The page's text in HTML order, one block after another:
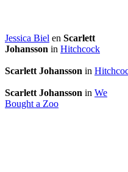
Jessica Biel en Scarlett
Johansson in Hitchcock
Scarlett Johansson in
Scarlett Johansson in We
Bought a Zoo